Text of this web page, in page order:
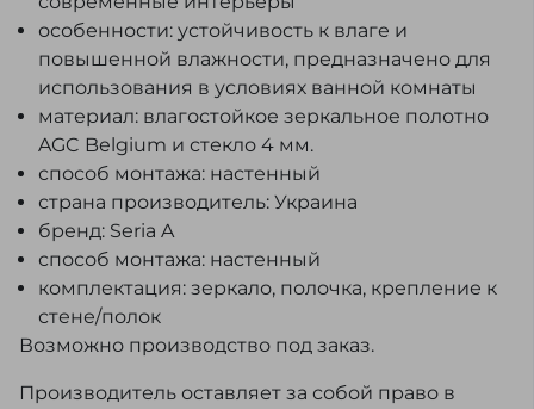
особенности: устойчивость к влаге и
повышенной влажности, предназначено для
использования в условиях ванной комнаты
материал: влагостойкое зеркальное полотно
AGC Belgium и стекло 4 мм.
способ монтажа: настенный
страна производитель: Украина
бренд: Seria A
способ монтажа: настенный
комплектация: зеркало, полочка, крепление к
стене/полок
Возможно производство под заказ.
Производитель оставляет за собой право в